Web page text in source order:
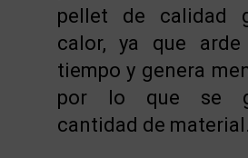
pellet de calidad
calor, ya que
tiempo y genera
por lo que se
cantidad de material.